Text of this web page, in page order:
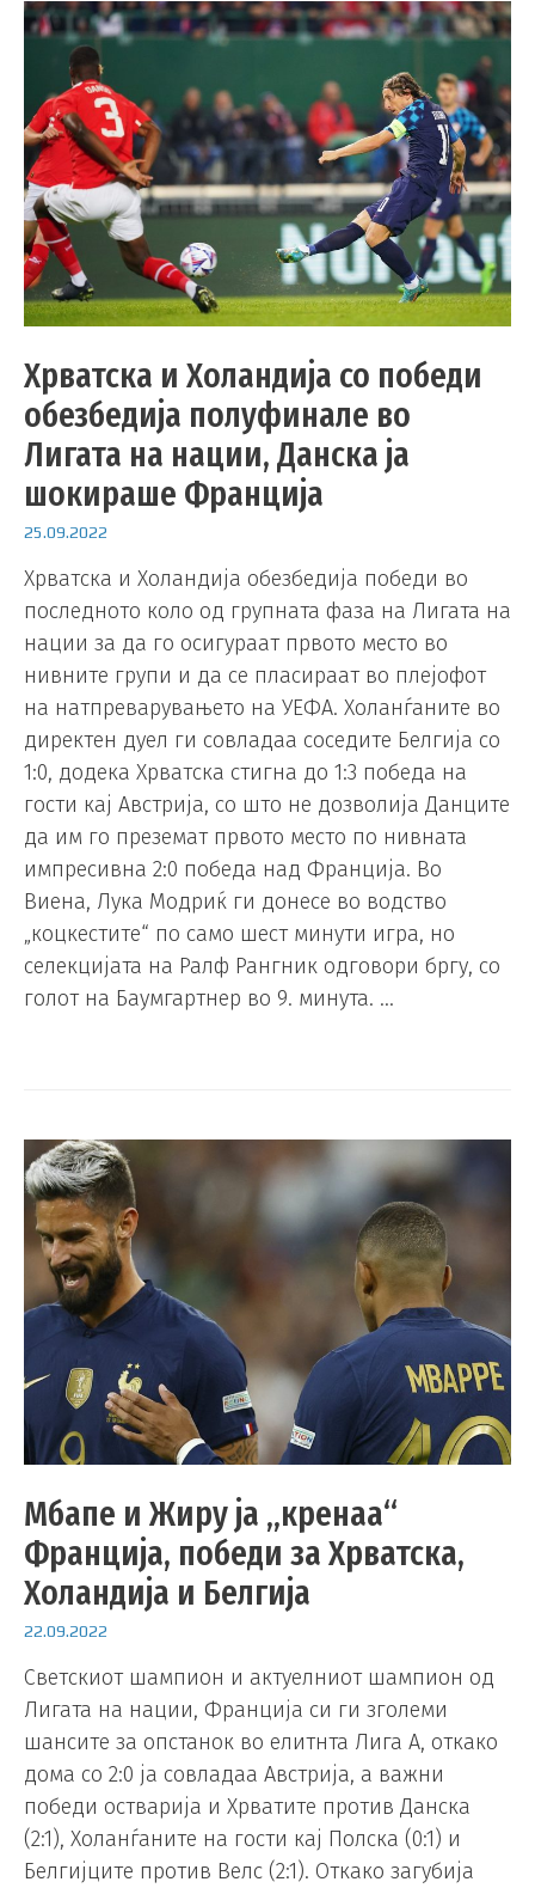
Хрватска и Холандија со победи
обезбедија полуфинале во
Лигата на нации, Данска ја
шокираше Франција
25.09.2022
Хрватска и Холандија обезбедија победи во
последното коло од групната фаза на Лигата на
нации за да го осигураат првото место во
нивните групи и да се пласираат во плејофот
на натпреварувањето на УЕФА. Холанѓаните во
директен дуел ги совладаа соседите Белгија со
1:0, додека Хрватска стигна до 1:3 победа на
гости кај Австрија, со што не дозволија Данците
да им го преземат првото место по нивната
импресивна 2:0 победа над Франција. Во
Виена, Лука Модриќ ги донесе во водство
„коцкестите“ по само шест минути игра, но
селекцијата на Ралф Рангник одговори бргу, со
голот на Баумгартнер во 9. минута. …
Мбапе и Жиру ја „кренаа“
Франција, победи за Хрватска,
Холандија и Белгија
22.09.2022
Светскиот шампион и актуелниот шампион од
Лигата на нации, Франција си ги зголеми
шансите за опстанок во елитнта Лига А, откако
дома со 2:0 ја совладаа Австрија, а важни
победи остварија и Хрватите против Данска
(2:1), Холанѓаните на гости кај Полска (0:1) и
Белгијците против Велс (2:1). Откако загубија